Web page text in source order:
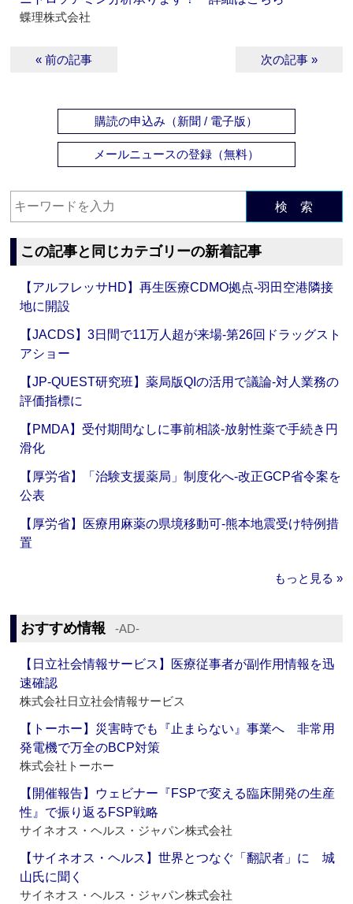
蝶理株式会社
« 前の記事 次の記事 »
購読の申込み（新聞 / 電子版）
メールニュースの登録（無料）
検 索
この記事と同じカテゴリーの新着記事
【アルフレッサHD】再生医療CDMO拠点‐羽田空港隣接
地に開設
【JACDS】3日間で11万人超が来場‐第26回ドラッグスト
アショー
【JP-QUEST研究班】薬局版QIの活用で議論‐対人業務の
評価指標に
【PMDA】受付期間なしに事前相談‐放射性薬で手続き円
滑化
【厚労省】「治験支援薬局」制度化へ‐改正GCP省令案を
公表
【厚労省】医療用麻薬の県境移動可‐熊本地震受け特例措
置
もっと見る »
おすすめ情報 ‐AD‐
【日立社会情報サービス】医療従事者が副作用情報を迅
速確認
株式会社日立社会情報サービス
【トーホー】災害時でも『止まらない』事業へ 非常用
発電機で万全のBCP対策
株式会社トーホー
【開催報告】ウェビナー『FSPで変える臨床開発の生産
性』で振り返るFSP戦略
サイネオス・ヘルス・ジャパン株式会社
【サイネオス・ヘルス】世界とつなぐ「翻訳者」に 城
山氏に聞く
サイネオス・ヘルス・ジャパン株式会社